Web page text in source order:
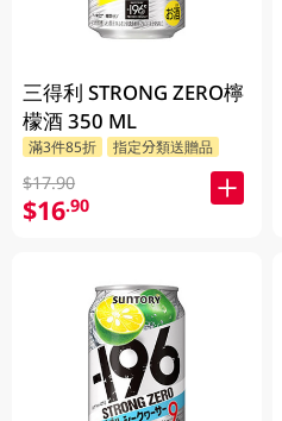
三得利 STRONG ZERO檸
檬酒 350 ML
滿3件85折 指定分類送贈品
$17.90
$16.90